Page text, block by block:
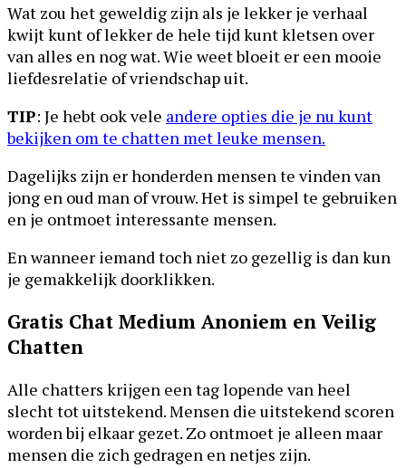
Wat zou het geweldig zijn als je lekker je verhaal
kwijt kunt of lekker de hele tijd kunt kletsen over
van alles en nog wat. Wie weet bloeit er een mooie
liefdesrelatie of vriendschap uit.
TIP: Je hebt ook vele andere opties die je nu kunt
bekijken om te chatten met leuke mensen.
Dagelijks zijn er honderden mensen te vinden van
jong en oud man of vrouw. Het is simpel te gebruiken
en je ontmoet interessante mensen.
En wanneer iemand toch niet zo gezellig is dan kun
je gemakkelijk doorklikken.
Gratis Chat Medium Anoniem en Veilig
Chatten
Alle chatters krijgen een tag lopende van heel
slecht tot uitstekend. Mensen die uitstekend scoren
worden bij elkaar gezet. Zo ontmoet je alleen maar
mensen die zich gedragen en netjes zijn.